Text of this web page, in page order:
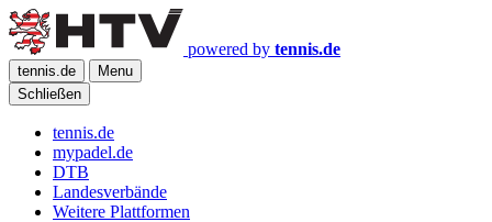
powered by tennis.de
tennis.de
Menu
Schließen
tennis.de
mypadel.de
DTB
Landesverbände
Weitere Plattformen